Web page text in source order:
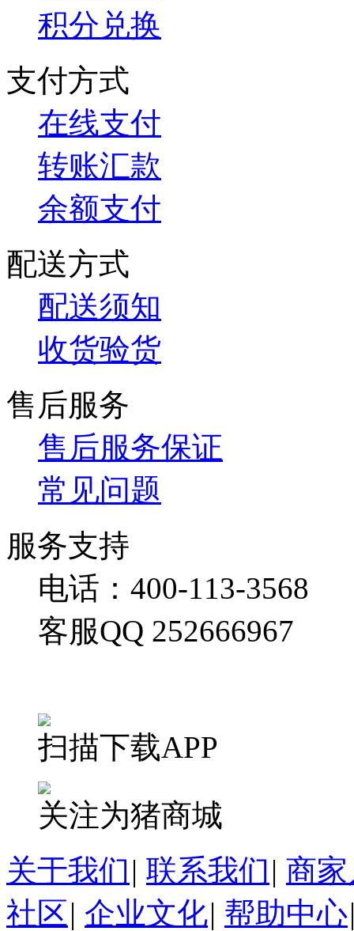
积分兑换
支付方式
在线支付
转账汇款
余额支付
配送方式
配送须知
收货验货
售后服务
售后服务保证
常见问题
服务支持
电话：400-113-3568
客服QQ 252666967
扫描下载APP
关注为猪商城
关于我们 | 联系我们 | 商
社区| 企业文化| 帮助中心